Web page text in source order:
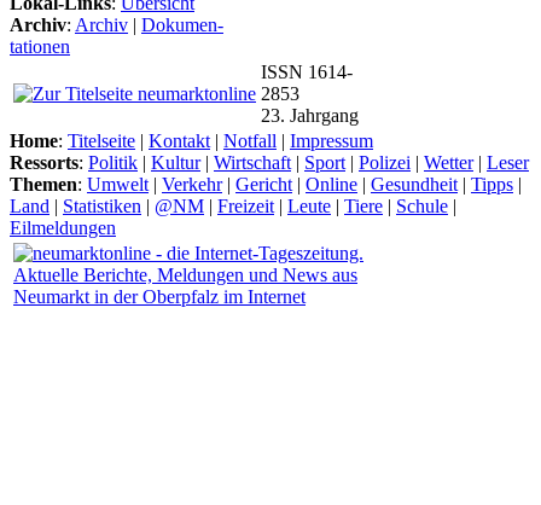
Archiv: Archiv | Dokumen-
tationen
ISSN 1614-
2853
23. Jahrgang
Home: Titelseite | Kontakt | Notfall | Impressum
Ressorts: Politik | Kultur| Wirtschaft | Sport | Polizei | Wetter| Leser
Themen: Umwelt | Verkehr| Gericht | Online | Gesundheit | Tipps |
Land | Statistiken | @NM | Freizeit | Leute | Tiere | Schule |
Eilmeldungen